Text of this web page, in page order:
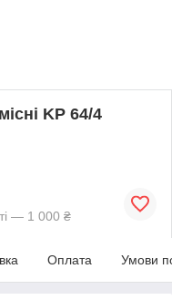
KP 64/4
— 1 000 ₴
Оплата Умови